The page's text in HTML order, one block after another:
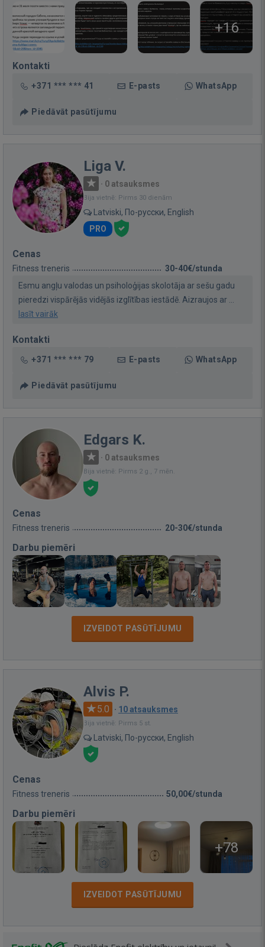
+16
Kontakti
+371 *** *** 41 E-pasts WhatsApp
Piedāvāt pasūtījumu
Liga V.
· 0 atsauksmes
Bija vietnē: Pirms 30 dienām
Latviski, По-русски, English
PRO
Cenas
Fitness treneris
30-40€/stunda
Esmu angļu valodas un psiholoģijas skolotāja ar sešu gadu
pieredzi vispārējās vidējās izglītības iestādē. Aizraujos ar ...
lasīt vairāk
Kontakti
+371 *** *** 79 E-pasts WhatsApp
Piedāvāt pasūtījumu
Edgars K.
· 0 atsauksmes
Bija vietnē: Pirms 2 g., 7 mēn.
Cenas
Fitness treneris 20-30€/stunda
Darbu piemēri
IZVEIDOT PASŪTĪJUMU
Alvis P.
5.0 · 10 atsauksmes
Bija vietnē: Pirms 5 st.
Latviski, По-русски, English
Cenas
Fitness treneris 50,00€/stunda
Darbu piemēri
+78
IZVEIDOT PASŪTĪJUMU